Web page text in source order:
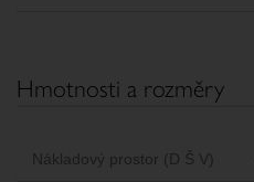
Hmotnosti a rozměry
Nákladový prostor (D Š V)